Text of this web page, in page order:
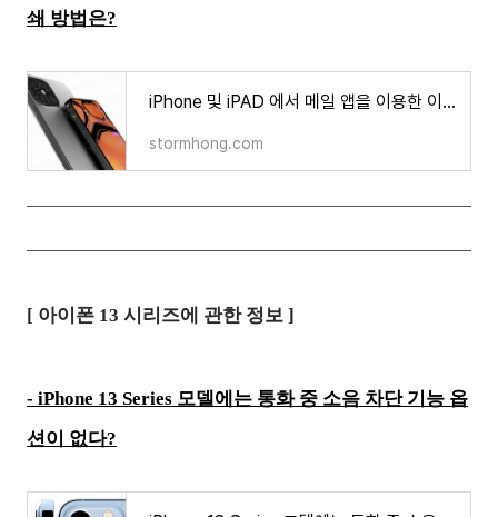
쇄 방법은?
iPhone 및 iPAD 에서 메일 앱을 이용한 이메일 인쇄 방법은?
stormhong.com
[ 아이폰 13 시리즈에 관한 정보 ]
- iPhone 13 Series 모델에는 통화 중 소음 차단 기능 옵
션이 없다?